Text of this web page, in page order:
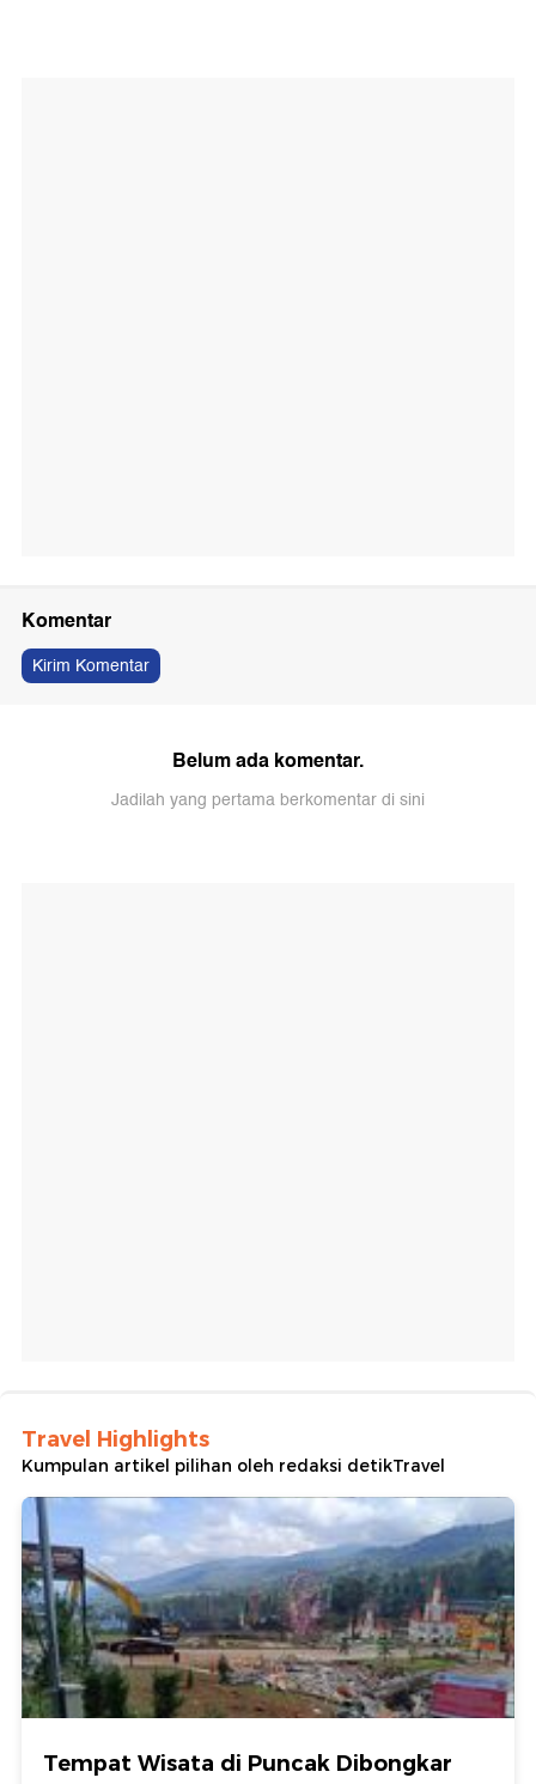
Komentar
Kirim Komentar
Belum ada komentar.
Jadilah yang pertama berkomentar di sini
Travel Highlights
Kumpulan artikel pilihan oleh redaksi detikTravel
Tempat Wisata di Puncak Dibongkar